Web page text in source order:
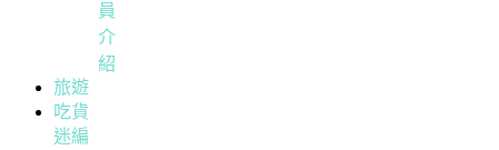
員
介
紹
旅遊
吃貨
迷編